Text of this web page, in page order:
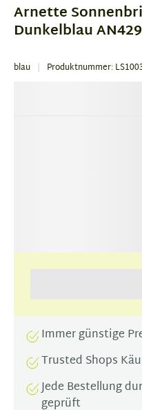
4
Arnette
Dunkelblau
blau Produktnummer:
Immer günstige
Trusted Shops
Jede Bestellung
geprüft